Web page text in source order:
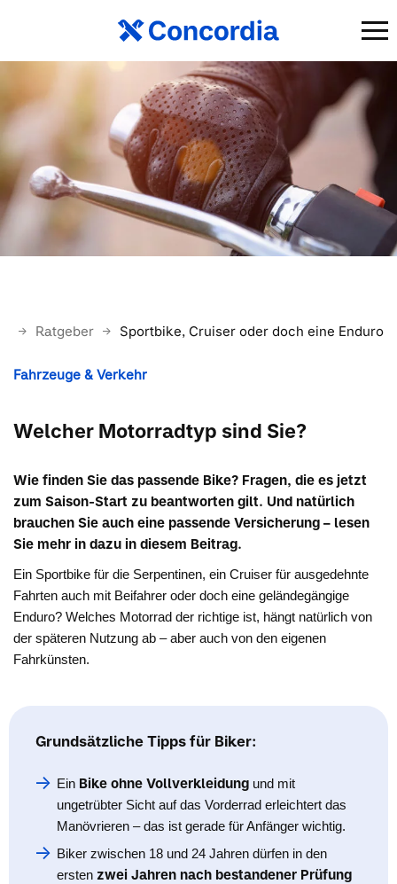
Ratgeber Sportbike, Cruiser oder doch eine Enduro?
Fahrzeuge & Verkehr
Welcher Motorradtyp sind Sie?
Wie finden Sie das passende Bike? Fragen, die es jetzt
zum Saison-Start zu beantworten gilt. Und natürlich
brauchen Sie auch eine passende Versicherung – lesen
Sie mehr in dazu in diesem Beitrag.
Ein Sportbike für die Serpentinen, ein Cruiser für ausgedehnte
Fahrten auch mit Beifahrer oder doch eine geländegängige
Enduro? Welches Motorrad der richtige ist, hängt natürlich von
der späteren Nutzung ab – aber auch von den eigenen
Fahrkünsten.
Grundsätzliche Tipps für Biker:
Ein Bike ohne Vollverkleidung und mit
ungetrübter Sicht auf das Vorderrad erleichtert das
Manövrieren – das ist gerade für Anfänger wichtig.
Biker zwischen 18 und 24 Jahren dürfen in den
ersten zwei Jahren nach bestandener Prüfung